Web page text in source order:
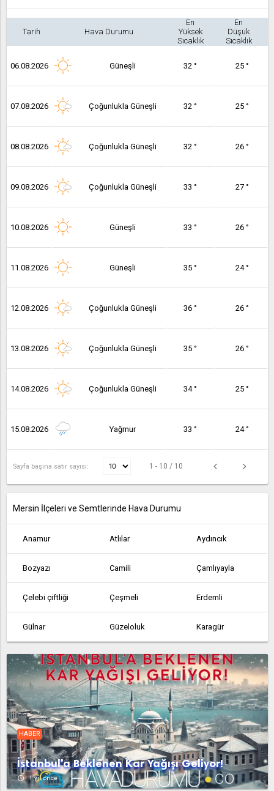
Tarih Hava Durumu
En
Yüksek
Sıcaklık
En
Düşük
Sıcaklık
06.08.2026 Güneşli 32 ° 25 °
07.08.2026 Çoğunlukla Güneşli 32 ° 25 °
08.08.2026 Çoğunlukla Güneşli 32 ° 26 °
09.08.2026 Çoğunlukla Güneşli 33 ° 27 °
10.08.2026 Güneşli 33 ° 26 °
11.08.2026 Güneşli 35 ° 24 °
12.08.2026 Çoğunlukla Güneşli 36 ° 26 °
13.08.2026 Çoğunlukla Güneşli 35 ° 26 °
14.08.2026 Çoğunlukla Güneşli 34 ° 25 °
15.08.2026 Yağmur 33 ° 24 °
Sayfa başına satır sayısı: 1 - 10 / 10
Mersin İlçeleri ve Semtlerinde Hava Durumu
Anamur Atlılar Aydıncık
Bozyazı Camili Çamlıyayla
Çelebi çiftliği Çeşmeli Erdemli
Gülnar Güzeloluk Karagür
Kargıcak Masat Mezitli
Mut Silifke Tarsus
Taşucu Tömük Yaramış
Yenice Yenice
HABER
İstanbul'a Beklenen Kar Yağışı Geliyor!
access_time 1 yıl önce